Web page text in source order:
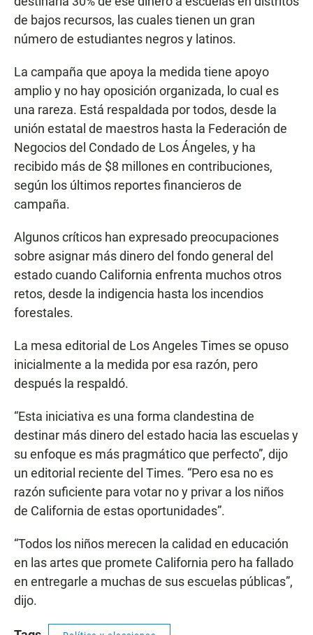
de bajos recursos, las cuales tienen un gran
número de estudiantes negros y latinos.
La campaña que apoya la medida tiene apoyo
amplio y no hay oposición organizada, lo cual es
una rareza. Está respaldada por todos, desde la
unión estatal de maestros hasta la Federación de
Negocios del Condado de Los Ángeles, y ha
recibido más de $8 millones en contribuciones,
según los últimos reportes financieros de
campaña.
Algunos críticos han expresado preocupaciones
sobre asignar más dinero del fondo general del
estado cuando California enfrenta muchos otros
retos, desde la indigencia hasta los incendios
forestales.
La mesa editorial de Los Angeles Times se opuso
inicialmente a la medida por esa razón, pero
después la respaldó.
“Esta iniciativa es una forma clandestina de
destinar más dinero del estado hacia las escuelas y
su enfoque es más pragmático que perfecto”, dijo
un editorial reciente del Times. “Pero esa no es
razón suficiente para votar no y privar a los niños
de California de estas oportunidades”.
“Todos los niños merecen la calidad en educación
en las artes que promete California pero ha fallado
en entregarle a muchas de sus escuelas públicas”,
dijo.